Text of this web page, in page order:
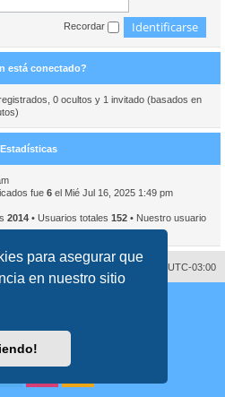
para asegurar que
en nuestro sitio
Recordar
está conectado?
0 ocultos y 1 invitado (basados en
Estadísticas
fue 6 el Mié Jul 16, 2025 1:49 pm
2014 • Usuarios totales 152 • Nuestro usuario
Todos los horarios son UTC-03:00
Borrar cookies
© phpBB Limited